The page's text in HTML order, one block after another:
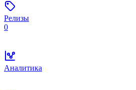
Релизы
0
Аналитика